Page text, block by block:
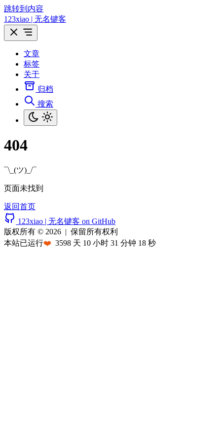
跳转到内容
123xiao | 无名键客
文章
标签
关于
归档
搜索
404
¯\_(ツ)_/¯
页面未找到
返回首页
123xiao | 无名键客 on GitHub
版权所有 © 2026 | 保留所有权利
本站已运行❤️ 3598 天 10 小时 31 分钟 18 秒